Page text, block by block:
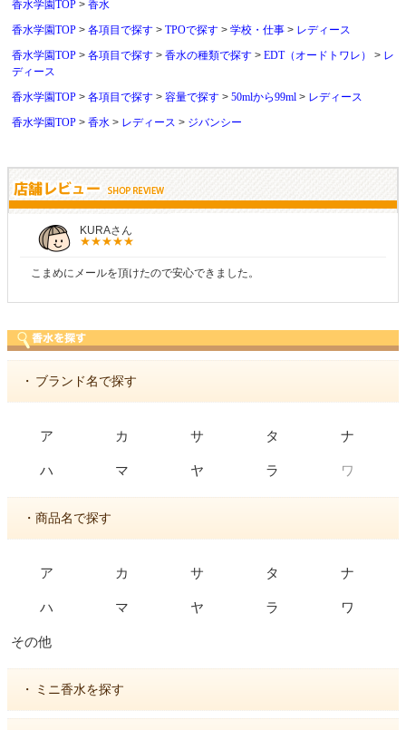
香水学園TOP
香水
香水学園TOP
各項目で探す TPOで探す 学校・仕事
レディース
香水学園TOP
各項目で探す 香水の種類で探す EDT（オードトワレ）
レ
ディース
香水学園TOP
各項目で探す 容量で探す 50mlから99ml
レディース
香水学園TOP
香水 レディース ジバンシー
KURAさん
こまめにメールを頂けたので安心できました。
・ ブランド名で探す
ア カ サ タ ナ
ハ マ ヤ ラ ワ
・商品名で探す
ア カ サ タ ナ
ハ マ ヤ ラ ワ
その他
・ ミニ香水を探す